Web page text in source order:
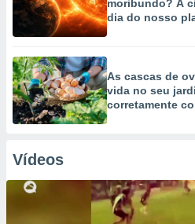
moribundo? A
dia do nosso
As cascas de
vida no seu
corretamente
Vídeos